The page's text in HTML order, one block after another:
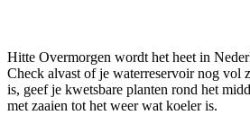
Hitte Overmorgen wordt het heet in
Check alvast of je waterreservoir nog vol
is, geef je kwetsbare planten rond het
met zaaien tot het weer wat koeler is.